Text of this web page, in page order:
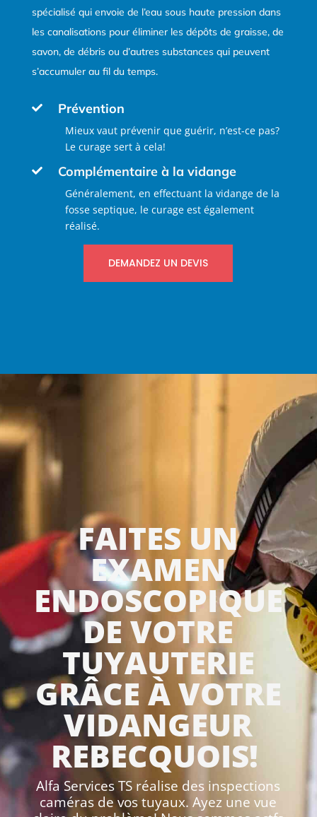
spécialisé qui envoie de l’eau sous haute pression dans
les canalisations pour éliminer les dépôts de graisse, de
savon, de débris ou d’autres substances qui peuvent
s’accumuler au fil du temps.
 Prévention
Mieux vaut prévenir que guérir, n’est-ce pas?
Le curage sert à cela!
 Complémentaire à la vidange
Généralement, en effectuant la vidange de la
fosse septique, le curage est également
réalisé.
DEMANDEZ UN DEVIS
FAITES UN
EXAMEN
ENDOSCOPIQUE
DE VOTRE
TUYAUTERIE
GRÂCE À VOTRE
VIDANGEUR
REBECQUOIS!
Alfa Services TS réalise des inspections
caméras de vos tuyaux. Ayez une vue